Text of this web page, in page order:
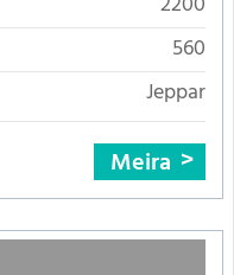
560
Jeppar
Meira